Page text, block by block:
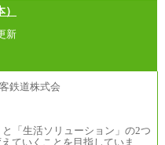
新
「生活ソリューション」の2つ
ていくことを目指していま